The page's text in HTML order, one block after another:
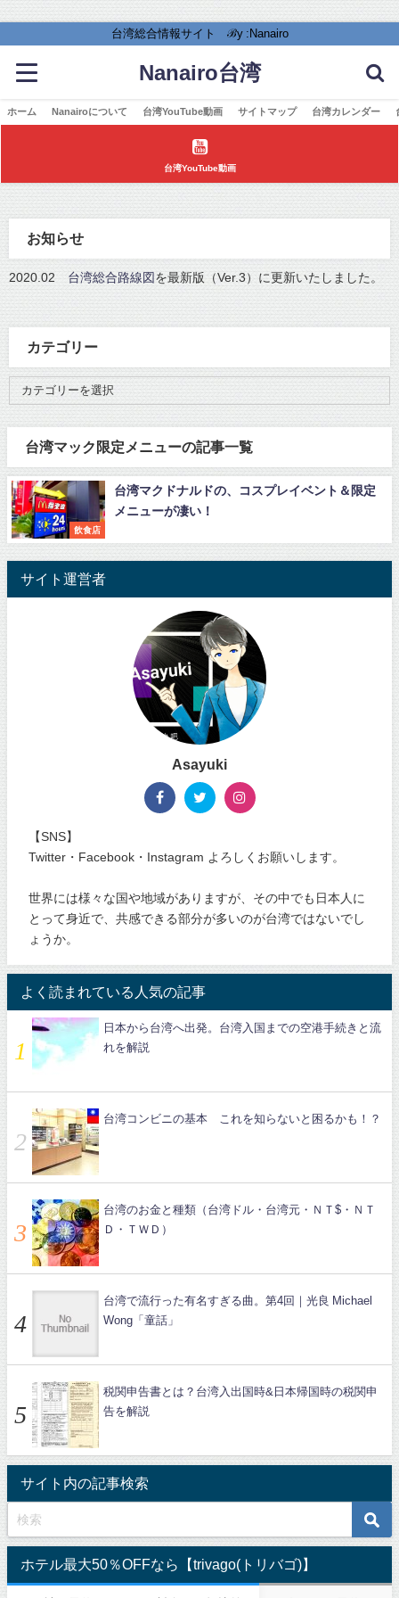
台湾総合情報サイト ℬy :Nanairo
Nanairo台湾
ホーム Nanairoについて 台湾YouTube動画 サイトマップ 台湾カレンダー
台湾YouTube動画
お知らせ
2020.02 台湾総合路線図 を最新版（Ver.3）に更新いたしました。
カテゴリー
台湾マック限定メニューの記事一覧
飲食店
台湾マクドナルドの、コスプレイベント＆限定
メニューが凄い！
サイト運営者
Asayuki
【SNS】
Twitter・Facebook・Instagram よろしくお願いします。
世界には様々な国や地域がありますが、その中でも日本人に
とって身近で、共感できる部分が多いのが台湾ではないでし
ょうか。
よく読まれている人気の記事
日本から台湾へ出発。台湾入国までの空港手続きと流
れを解説
台湾コンビニの基本 これを知らないと困るかも！？
台湾のお金と種類（台湾ドル・台湾元・ＮＴ$・ＮＴ
Ｄ・ＴＷＤ）
台湾で流行った有名すぎる曲。第4回｜光良 Michael
Wong「童話」
税関申告書とは？台湾入出国時&日本帰国時の税関申
告を解説
サイト内の記事検索
ホテル最大50％OFFなら【trivago(トリバゴ)】